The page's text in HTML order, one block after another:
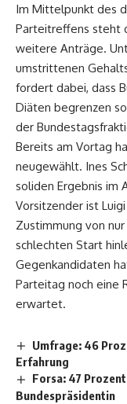
Im Mittelpunkt des
Parteitreffens steht
weitere Anträge.
umstrittenen
fordert dabei, dass
Diäten begrenzen
der
Bereits am Vortag
neugewählt. Ines
soliden Ergebnis im
Vorsitzender ist
Zustimmung von
schlechten Start
Gegenkandidaten
Parteitag noch eine
erwartet.
Umfrage: 46
Erfahrung
Forsa: 47
Bundespräsidentin